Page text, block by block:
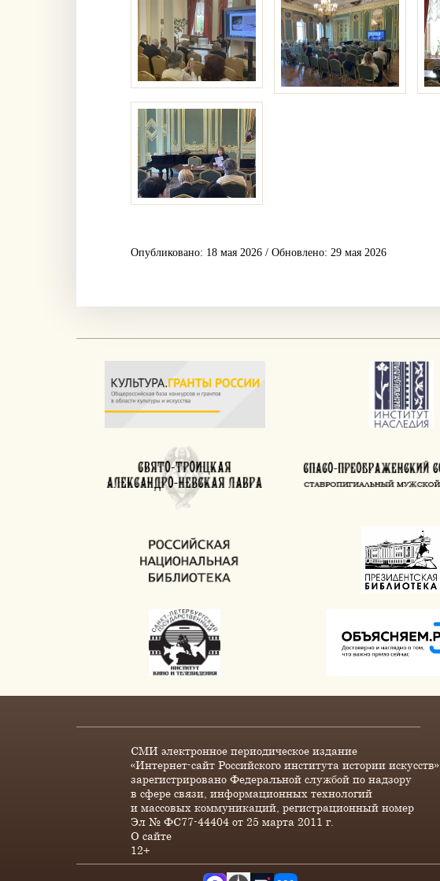
Опубликовано: 18 мая 2026 / Обновлено: 29 мая 2026
СМИ электронное периодическое издание
«Интернет-сайт Российского института истории искусств»
зарегистрировано Федеральной службой по надзору
в сфере связи, информационных технологий
и массовых коммуникаций, регистрационный номер
Эл № ФС77-44404 от 25 марта 2011 г.
О сайте
12+